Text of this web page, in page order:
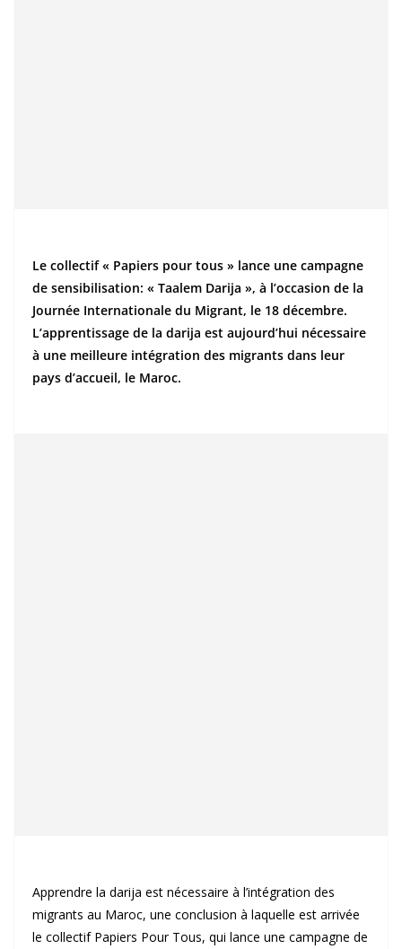
Le collectif « Papiers pour tous » lance une campagne
de sensibilisation: « Taalem Darija », à l’occasion de la
Journée Internationale du Migrant, le 18 décembre.
L’apprentissage de la darija est aujourd’hui nécessaire
à une meilleure intégration des migrants dans leur
pays d’accueil, le Maroc.
Apprendre la darija est nécessaire à l’intégration des
migrants au Maroc, une conclusion à laquelle est arrivée
le collectif Papiers Pour Tous, qui lance une campagne de